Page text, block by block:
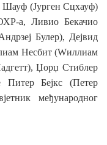
Шауф (Јурген Сцхауф)
а, Ливио Бекачио
Булер), Дејвид
Несбит (Wиллиам
Џорџ Стиблер
Бејкс (Петер
међународног